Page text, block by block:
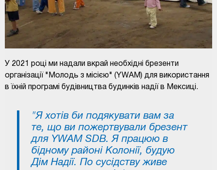
У 2021 році ми надали вкрай необхідні брезенти
організації "Молодь з місією" (YWAM) для використання
в їхній програмі будівництва будинків надії в Мексиці.
"Я хотів би подякувати вам за
те, що ви пожертвували брезент
для YWAM SDB. Я працюю в
бідному районі Колонії, будую
Дім Надії. По сусідству живе